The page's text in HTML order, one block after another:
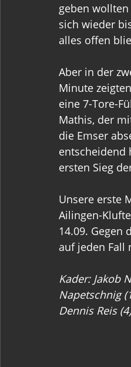
geben
sich wieder
alles offen
Aber in der
Minute
eine 7-Tore-
Mathis, der
die Emser
entscheidend
ersten Sieg
Unsere erste
Ailingen-
14.09. Gegen
auf jeden Fall
Kader: Jakob
Napetschnig
Dennis Reis